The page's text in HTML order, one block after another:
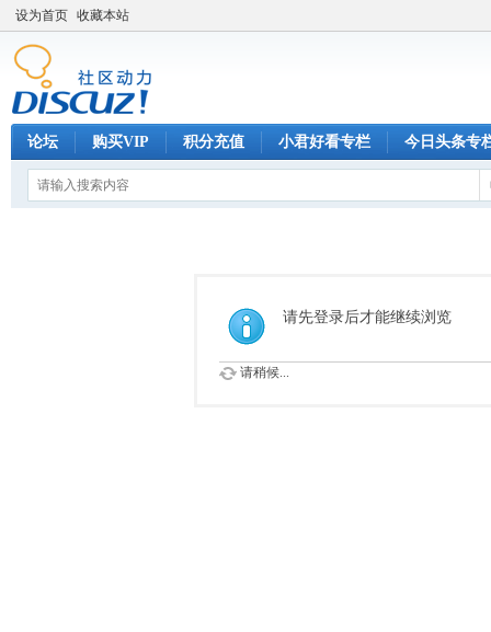
设为首页 收藏本站
论坛 购买VIP 积分充值 小君好看专栏 今日头条专
请先登录后才能继续浏览
请稍候...